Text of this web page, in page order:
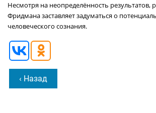
Несмотря на неопределённость результатов,
Фридмана заставляет задуматься о
человеческого сознания.
‹ Назад